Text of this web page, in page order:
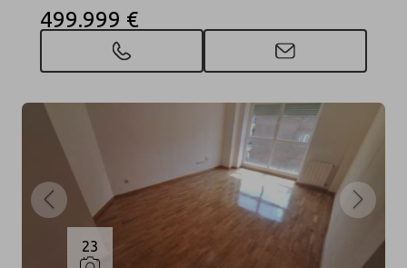
499.999 €
23